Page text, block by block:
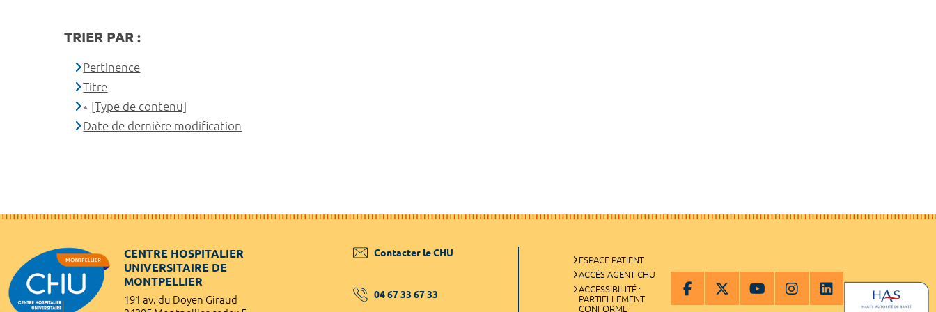
TRIER PAR :
Pertinence
Titre
[Type de contenu]
Date de dernière modification
CENTRE HOSPITALIER
UNIVERSITAIRE DE
MONTPELLIER
191 av. du Doyen Giraud
Contacter le CHU
04 67 33 67 33
ESPACE PATIENT
ACCÈS AGENT CHU
ACCESSIBILITÉ :
PARTIELLEMENT
CONFORME